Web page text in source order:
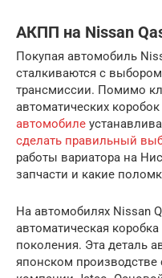
АКПП на Nissan
Покупая автомобиль
сталкиваются с
трансмиссии. Помимо
автоматических коробок
автомобиле
сделать правильный
работы вариатора на
запчасти и какие
На автомобилях Nissan
автоматическая
поколения. Эта деталь
японском производстве